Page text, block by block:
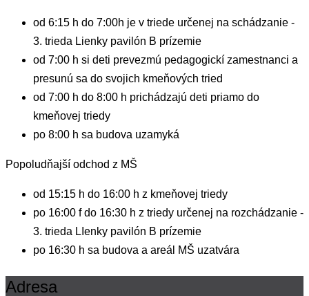
od 6:15 h do 7:00h je v triede určenej na schádzanie -
3. trieda Lienky pavilón B prízemie
od 7:00 h si deti prevezmú pedagogickí zamestnanci a
presunú sa do svojich kmeňových tried
od 7:00 h do 8:00 h prichádzajú deti priamo do
kmeňovej triedy
po 8:00 h sa budova uzamyká
Popoludňajší odchod z MŠ
od 15:15 h do 16:00 h z kmeňovej triedy
po 16:00 f do 16:30 h z triedy určenej na rozchádzanie -
3. trieda LIenky pavilón B prízemie
po 16:30 h sa budova a areál MŠ uzatvára
Adresa